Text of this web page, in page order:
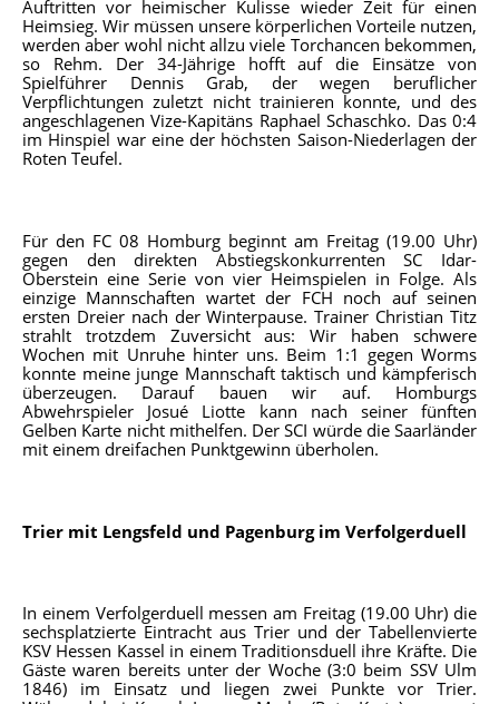
Auftritten vor heimischer Kulisse wieder Zeit für einen
Heimsieg. Wir müssen unsere körperlichen Vorteile nutzen,
werden aber wohl nicht allzu viele Torchancen bekommen,
so Rehm. Der 34-Jährige hofft auf die Einsätze von
Spielführer Dennis Grab, der wegen beruflicher
Verpflichtungen zuletzt nicht trainieren konnte, und des
angeschlagenen Vize-Kapitäns Raphael Schaschko. Das 0:4
im Hinspiel war eine der höchsten Saison-Niederlagen der
Roten Teufel.
Für den FC 08 Homburg beginnt am Freitag (19.00 Uhr)
gegen den direkten Abstiegskonkurrenten SC Idar-
Oberstein eine Serie von vier Heimspielen in Folge. Als
einzige Mannschaften wartet der FCH noch auf seinen
ersten Dreier nach der Winterpause. Trainer Christian Titz
strahlt trotzdem Zuversicht aus: Wir haben schwere
Wochen mit Unruhe hinter uns. Beim 1:1 gegen Worms
konnte meine junge Mannschaft taktisch und kämpferisch
überzeugen. Darauf bauen wir auf. Homburgs
Abwehrspieler Josué Liotte kann nach seiner fünften
Gelben Karte nicht mithelfen. Der SCI würde die Saarländer
mit einem dreifachen Punktgewinn überholen.
Trier mit Lengsfeld und Pagenburg im Verfolgerduell
In einem Verfolgerduell messen am Freitag (19.00 Uhr) die
sechsplatzierte Eintracht aus Trier und der Tabellenvierte
KSV Hessen Kassel in einem Traditionsduell ihre Kräfte. Die
Gäste waren bereits unter der Woche (3:0 beim SSV Ulm
1846) im Einsatz und liegen zwei Punkte vor Trier.